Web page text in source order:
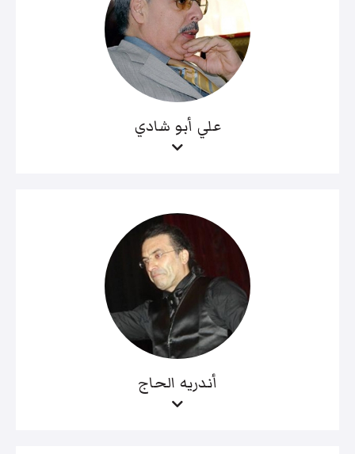
علي أبو شادي
أندريه الحاج